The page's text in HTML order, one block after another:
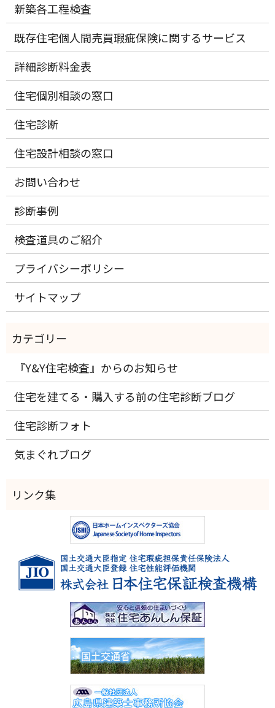
新築各工程検査
既存住宅個人間売買瑕疵保険に関するサービス
詳細診断料金表
住宅個別相談の窓口
住宅診断
住宅設計相談の窓口
お問い合わせ
診断事例
検査道具のご紹介
プライバシーポリシー
サイトマップ
『Y&Y住宅検査』からのお知らせ
住宅を建てる・購入する前の住宅診断ブログ
住宅診断フォト
気まぐれブログ